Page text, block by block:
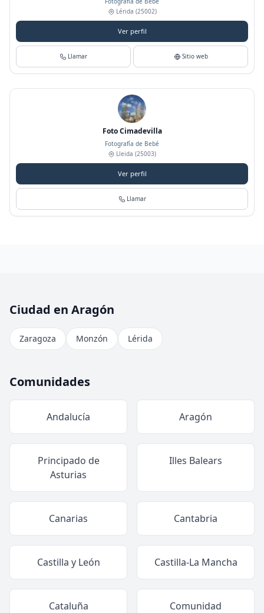
Lérida (25002)
Ver perfil
Llamar Sitio web
Foto Cimadevilla
Fotografía de Bebé
Lleida (25003)
Ver perfil
Llamar
Ciudad en Aragón
Zaragoza Monzón Lérida
Comunidades
Andalucía Aragón
Principado de
Asturias
Illes Balears
Canarias Cantabria
Castilla y León Castilla-La Mancha
Cataluña
Comunidad